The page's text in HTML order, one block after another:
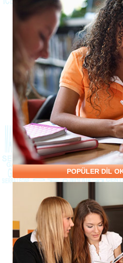
POPÜLER DİL